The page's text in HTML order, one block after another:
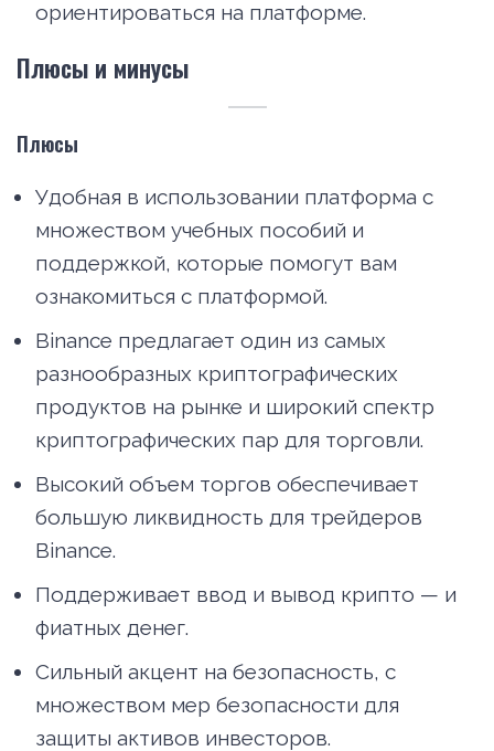
ориентироваться на платформе.
Плюсы и минусы
Плюсы
Удобная в использовании платформа с
множеством учебных пособий и
поддержкой, которые помогут вам
ознакомиться с платформой.
Binance предлагает один из самых
разнообразных криптографических
продуктов на рынке и широкий спектр
криптографических пар для торговли.
Высокий объем торгов обеспечивает
большую ликвидность для трейдеров
Binance.
Поддерживает ввод и вывод крипто — и
фиатных денег.
Сильный акцент на безопасность, с
множеством мер безопасности для
защиты активов инвесторов.